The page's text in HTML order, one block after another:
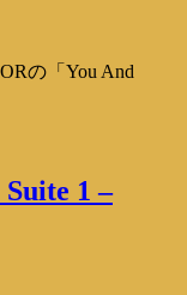
の「You And
1 –